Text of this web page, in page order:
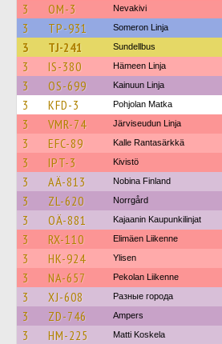
3 OM-3 Nevakivi
3 TP-931 Someron Linja
3 TJ-241 Sundellbus
3 IS-380 Hämeen Linja
3 OS-699 Kainuun Linja
3 KFD-3 Pohjolan Matka
3 VMR-74 Järviseudun Linja
3 EFC-89 Kalle Rantasärkkä
3 IPT-3 Kivistö
3 AÄ-813 Nobina Finland
3 ZL-620 Norrgård
3 OÄ-881 Kajaanin Kaupunkilinjat
3 RX-110 Elimäen Liikenne
3 HK-924 Ylisen
3 NA-657 Pekolan Liikenne
3 XJ-608 Разные города
3 ZD-746 Ampers
3 HM-225 Matti Koskela